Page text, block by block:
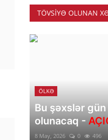
TÖVSIYƏ OLUNAN
ÖLKƏ
Bu şəxslər
olunacaq -
8 May, 2026 0 496